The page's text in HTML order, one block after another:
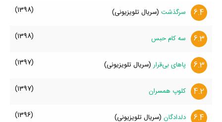
6.4 سرگذشت (سریال تلویزیونی) (1398)
6.3 سه کام حبس (1398)
6.3 پاهای بی‌قرار (سریال تلویزیونی) (1397)
4.2 کلوپ همسران (1397)
6.4 دلدادگان (سریال تلویزیونی) (1396)